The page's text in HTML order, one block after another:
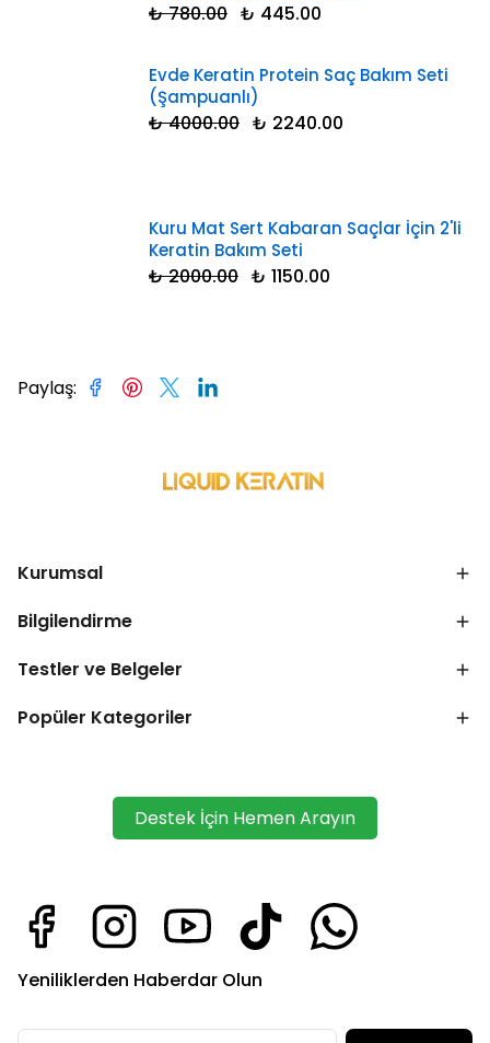
₺ 780.00 ₺ 445.00
Evde Keratin Protein Saç Bakım Seti
(Şampuanlı)
₺ 4000.00 ₺ 2240.00
Kuru Mat Sert Kabaran Saçlar İçin 2'li
Keratin Bakım Seti
₺ 2000.00 ₺ 1150.00
Paylaş:
Kurumsal
Bilgilendirme
Testler ve Belgeler
Popüler Kategoriler
Destek İçin Hemen Arayın
Yeniliklerden Haberdar Olun